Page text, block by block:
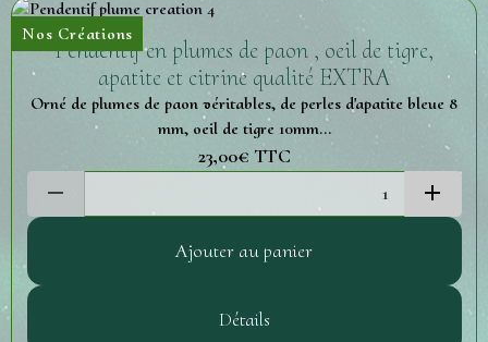
Nos Créations
Pendentif en plumes de paon , oeil de tigre,
apatite et citrine qualité EXTRA
Orné de plumes de paon véritables, de perles d'apatite bleue 8
mm, oeil de tigre 10mm...
23,00€ TTC
Ajouter au panier
Détails